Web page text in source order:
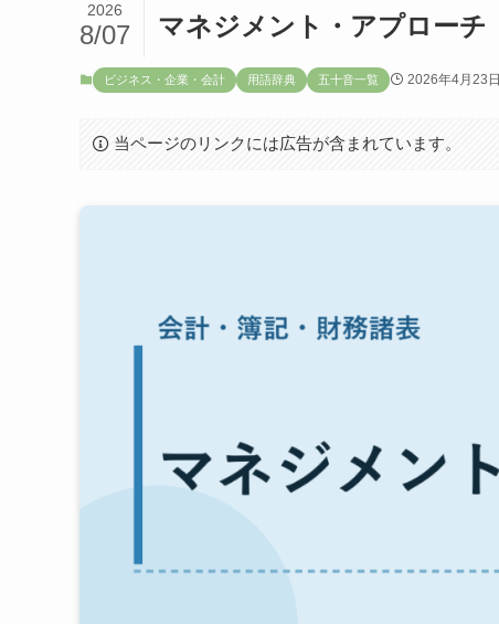
マネジメント・アプローチ
2026
8/07
ビジネス・企業・会計 用語辞典 五十音一覧 2026年4月23日
当ページのリンクには広告が含まれています。